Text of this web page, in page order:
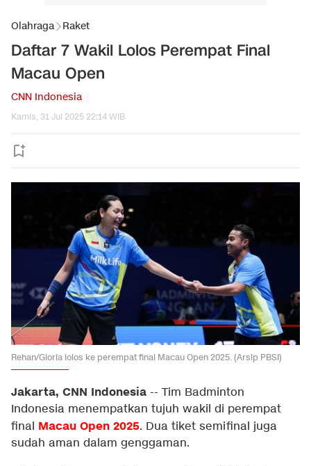
Olahraga Raket
Daftar 7 Wakil Lolos Perempat Final
Macau Open
CNN Indonesia
Kamis, 31 Jul 2025 22:14 WIB
Rehan/Gloria lolos ke perempat final Macau Open 2025. (Arsip PBSI)
Jakarta, CNN Indonesia -- Tim Badminton
Indonesia menempatkan tujuh wakil di perempat
final Macau Open 2025. Dua tiket semifinal juga
sudah aman dalam genggaman.